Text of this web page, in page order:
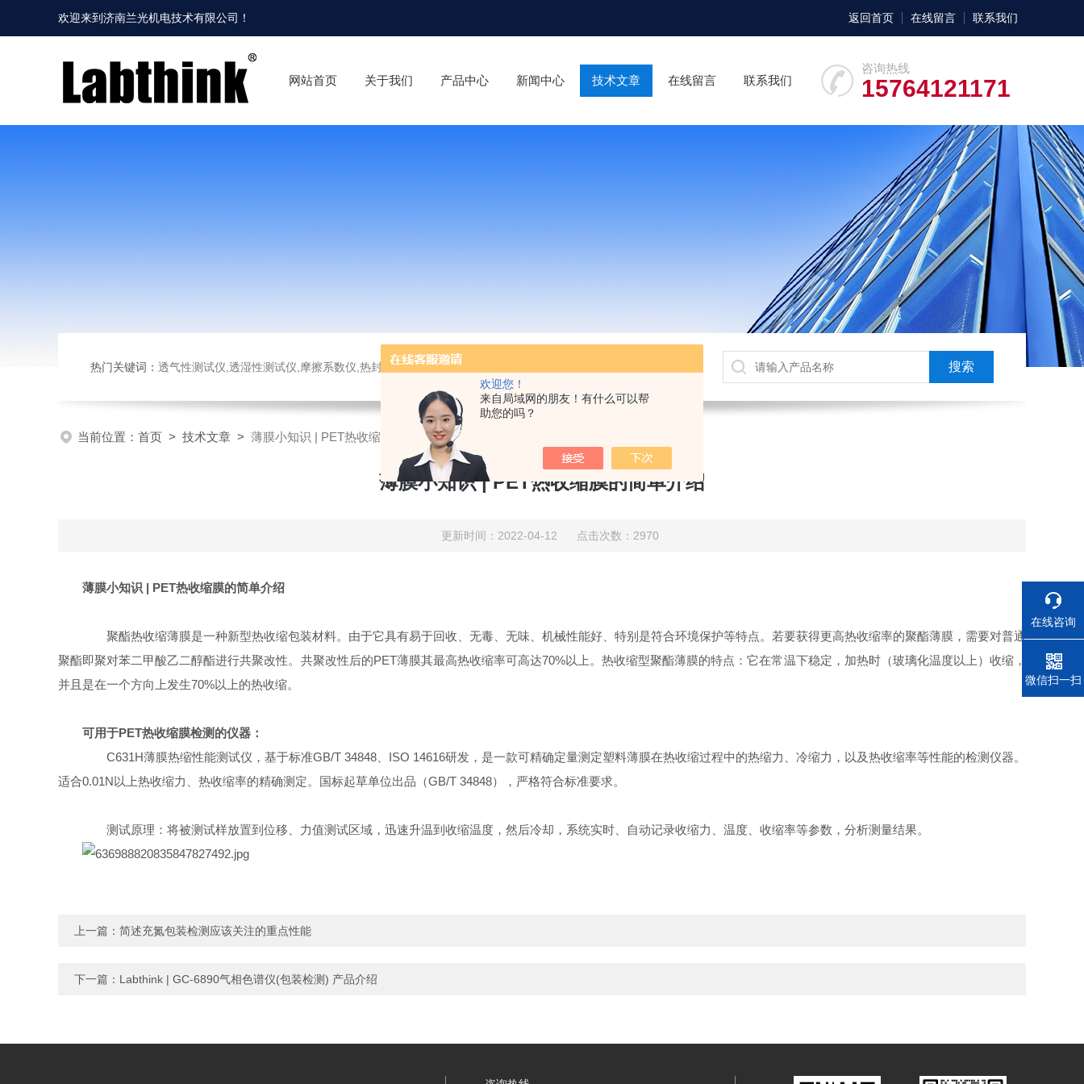
欢迎您！
来自局域网的朋友！有什么可以帮
助您的吗？
欢迎来到济南兰光机电技术有限公司 ！ 返回首页 在线留言 联系我们
咨询热线
15764121171
网站首页 关于我们 产品中心 新闻中心 技术文章 在线留言 联系我们
热门关键词： 透气性测试仪,透湿性测试仪,摩擦系数仪,热封试验仪,密封试验仪,等压法透氧仪,电子拉力试验机,测厚仪,瓶盖扭矩仪,顶空残氧仪
当前位置： 首页 > 技术文章 > 薄膜小知识 | PET热收缩膜的简单介绍
薄膜小知识 | PET热收缩膜的简单介绍
更新时间：2022-04-12 点击次数：2970
薄膜小知识 | PET热收缩膜的简单介绍
聚酯热收缩薄膜是一种新型热收缩包装材料。由于它具有易于回收、无毒、无味、机械性能好、特别是符合环境保护等特点。若要获得更高热收缩率的聚酯薄膜，需要对普通
聚酯即聚对苯二甲酸乙二醇酯进行共聚改性。共聚改性后的PET薄膜其最高热收缩率可高达70%以上。热收缩型聚酯薄膜的特点：它在常温下稳定，加热时（玻璃化温度以上）收缩，
并且是在一个方向上发生70%以上的热收缩。
可用于PET热收缩膜检测的仪器：
C631H薄膜热缩性能测试仪，基于标准GB/T 34848、ISO 14616研发，是一款可精确定量测定塑料薄膜在热收缩过程中的热缩力、冷缩力，以及热收缩率等性能的检测仪器。
适合0.01N以上热收缩力、热收缩率的精确测定。国标起草单位出品（GB/T 34848），严格符合标准要求。
测试原理：将被测试样放置到位移、力值测试区域，迅速升温到收缩温度，然后冷却，系统实时、自动记录收缩力、温度、收缩率等参数，分析测量结果。
上一篇： 简述充氮包装检测应该关注的重点性能
下一篇： Labthink | GC-6890气相色谱仪(包装检测) 产品介绍
在线咨询
电话
微信扫一扫